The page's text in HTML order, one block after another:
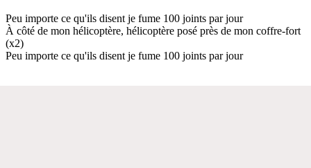
Peu importe ce qu'ils disent je fume 100 joints par jour
À côté de mon hélicoptère, hélicoptère posé près de mon coffre-fort
(x2)
Peu importe ce qu'ils disent je fume 100 joints par jour